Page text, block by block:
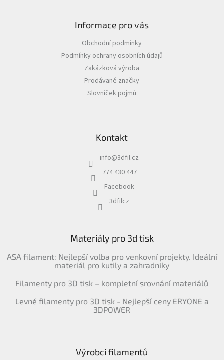
Informace pro vás
Obchodní podmínky
Podmínky ochrany osobních údajů
Zakázková výroba
Prodávané značky
Slovníček pojmů
Kontakt
info@3dfil.cz
774 430 447
Facebook
3dfilcz
Materiály pro 3d tisk
ASA filament: Nejlepší volba pro venkovní projekty. Ideální
materiál pro kutily a zahradníky
Filamenty pro 3D tisk – kompletní srovnání materiálů
Levné filamenty pro 3D tisk - Nejlepší ceny ERYONE a
3DPOWER
Výrobci filamentů